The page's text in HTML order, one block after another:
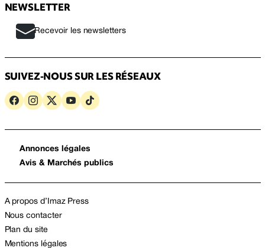
NEWSLETTER
Recevoir les newsletters
SUIVEZ-NOUS SUR LES RÉSEAUX
Annonces légales
Avis & Marchés publics
A propos d’Imaz Press
Nous contacter
Plan du site
Mentions légales